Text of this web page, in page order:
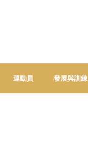
運動員 發展與訓練